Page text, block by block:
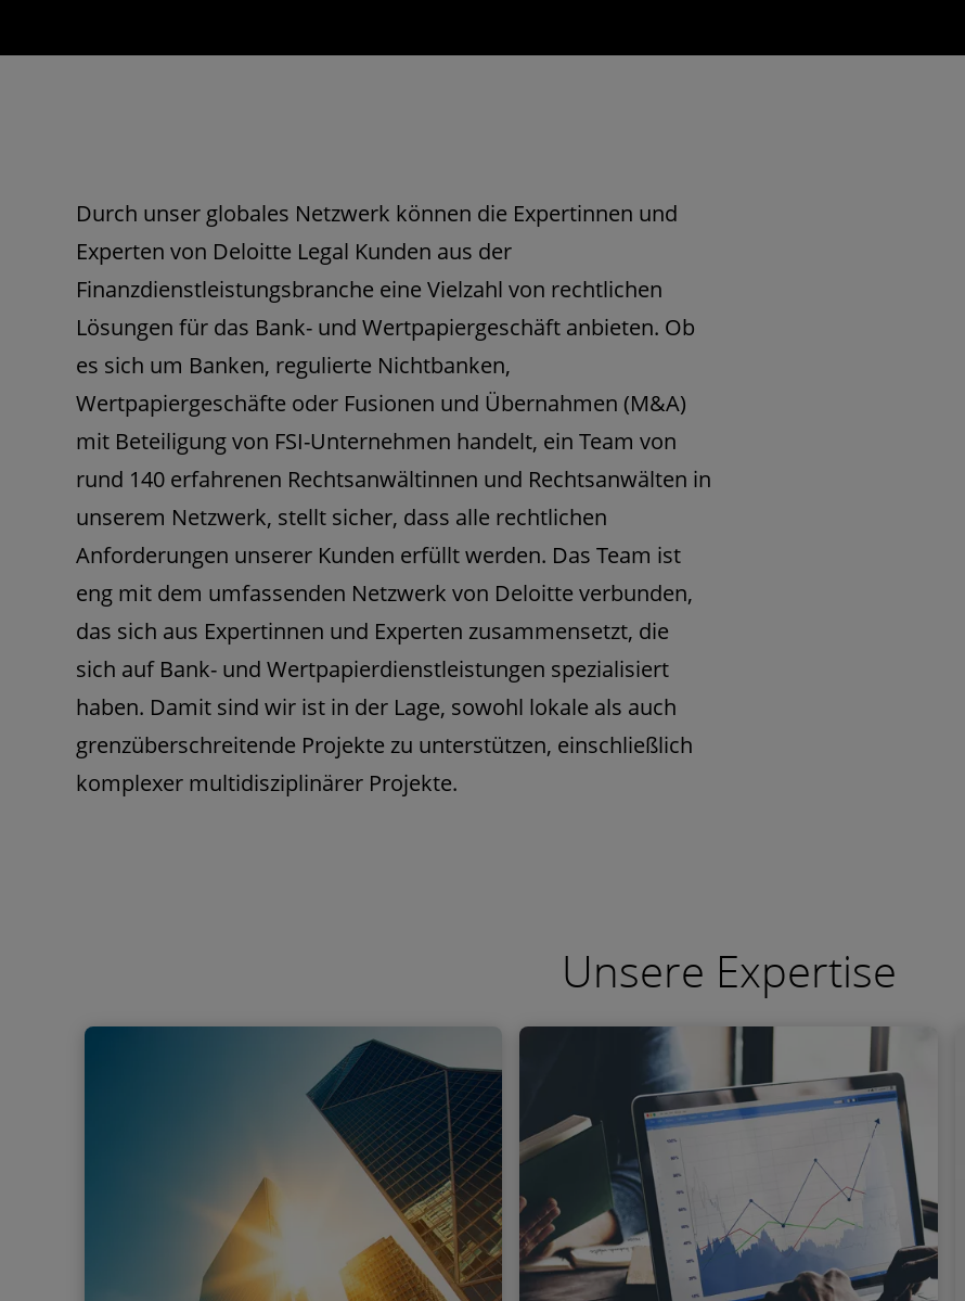
Durch unser globales Netzwerk können die Expertinnen und
Experten von Deloitte Legal Kunden aus der
Finanzdienstleistungsbranche eine Vielzahl von rechtlichen
Lösungen für das Bank- und Wertpapiergeschäft anbieten. Ob
es sich um Banken, regulierte Nichtbanken,
Wertpapiergeschäfte oder Fusionen und Übernahmen (M&A)
mit Beteiligung von FSI-Unternehmen handelt, ein Team von
rund 140 erfahrenen Rechtsanwältinnen und Rechtsanwälten in
unserem Netzwerk, stellt sicher, dass alle rechtlichen
Anforderungen unserer Kunden erfüllt werden. Das Team ist
eng mit dem umfassenden Netzwerk von Deloitte verbunden,
das sich aus Expertinnen und Experten zusammensetzt, die
sich auf Bank- und Wertpapierdienstleistungen spezialisiert
haben. Damit sind wir ist in der Lage, sowohl lokale als auch
grenzüberschreitende Projekte zu unterstützen, einschließlich
komplexer multidisziplinärer Projekte.
Unsere Expertise